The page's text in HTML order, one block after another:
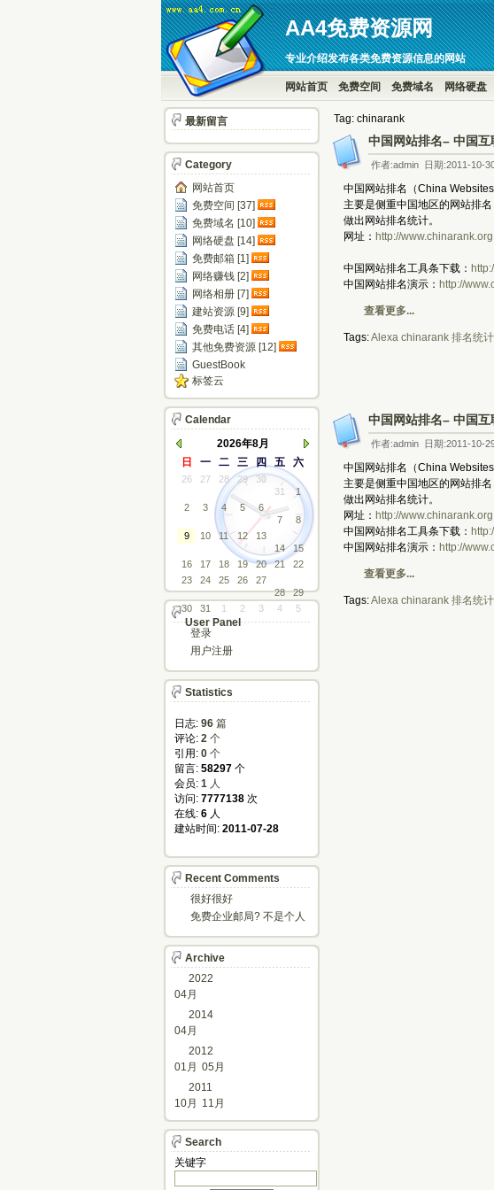
AA4免费资源网
专业介绍发布各类免费资源信息的网站
网站首页 免费空间 免费域名 网络硬盘
Tag: chinarank
中国网站排名– 中国
作者:admin 日期:2011-10-
中国网站排名（China
主要是侧重中国地区的网站排
做出网站排名统计。
网址： http://
中国网站排名工具条下载：
中国网站排名演示： http://
查看更多...
Tags:Alexa chinarank 排名统计
中国网站排名– 中国
作者:admin 日期:2011-10-
中国网站排名（China
主要是侧重中国地区的网站排
做出网站排名统计。
网址： http://
中国网站排名工具条下载：
中国网站排名演示： http://
查看更多...
Tags:Alexa chinarank 排名统计
最新留言
Category
网站首页
免费空间 [37]
免费域名 [10]
网络硬盘 [14]
免费邮箱 [1]
网络赚钱 [2]
网络相册 [7]
建站资源 [9]
免费电话 [4]
其他免费资源 [12]
GuestBook
标签云
Calendar
2026年8月
日
一 二 三 四 五 六
26 27 28 29
30
31
1
2
3 4 5
6
7
8
9
10 11 12
13
14
15
16
17 18 19 20 21
22
23
24 25 26
27
28
29
30
31 1 2 3 4 5
User Panel
登录
用户注册
Statistics
日志: 96 篇
评论: 2 个
引用: 0 个
留言: 58297 个
会员: 1 人
访问: 7777138 次
在线: 6 人
建站时间: 2011-07-28
Recent Comments
很好很好
免费企业邮局? 不是个人
Archive
2022
04月
2014
04月
2012
01月 05月
2011
10月
11月
Search
关键字